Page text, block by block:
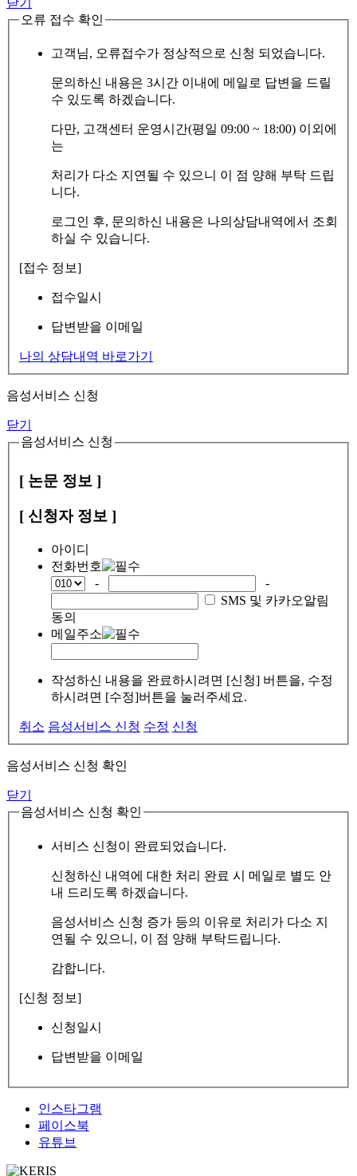
오류 접수 확인
고객님, 오류접수가 정상적으로 신청 되었습니다.
문의하신 내용은 3시간 이내에 메일로 답변을 드릴
수 있도록 하겠습니다.
다만, 고객센터 운영시간(평일 09:00 ~ 18:00) 이외에
는
처리가 다소 지연될 수 있으니 이 점 양해 부탁 드립
니다.
로그인 후, 문의하신 내용은 나의상담내역에서 조회
하실 수 있습니다.
[접수 정보]
접수일시
답변받을 이메일
나의 상담내역 바로가기
음성서비스 신청
닫기
음성서비스 신청
[ 논문 정보 ]
[ 신청자 정보 ]
아이디
전화번호
-
-
SMS 및 카카오알림
동의
메일주소
작성하신 내용을 완료하시려면 [신청] 버튼을, 수정
하시려면 [수정]버튼을 눌러주세요.
취소 음성서비스 신청 수정 신청
음성서비스 신청 확인
닫기
음성서비스 신청 확인
서비스 신청이 완료되었습니다.
신청하신 내역에 대한 처리 완료 시 메일로 별도 안
내 드리도록 하겠습니다.
음성서비스 신청 증가 등의 이유로 처리가 다소 지
연될 수 있으니, 이 점 양해 부탁드립니다.
감합니다.
[신청 정보]
신청일시
답변받을 이메일
인스타그램
페이스북
유튜브